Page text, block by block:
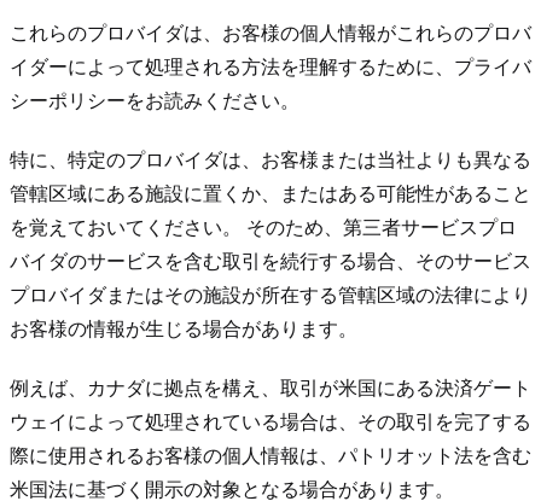
これらのプロバイダは、お客様の個人情報がこれらのプロバ
イダーによって処理される方法を理解するために、プライバ
シーポリシーをお読みください。
特に、特定のプロバイダは、お客様または当社よりも異なる
管轄区域にある施設に置くか、またはある可能性があること
を覚えておいてください。 そのため、第三者サービスプロ
バイダのサービスを含む取引を続行する場合、そのサービス
プロバイダまたはその施設が所在する管轄区域の法律により
お客様の情報が生じる場合があります。
例えば、カナダに拠点を構え、取引が米国にある決済ゲート
ウェイによって処理されている場合は、その取引を完了する
際に使用されるお客様の個人情報は、パトリオット法を含む
米国法に基づく開示の対象となる場合があります。